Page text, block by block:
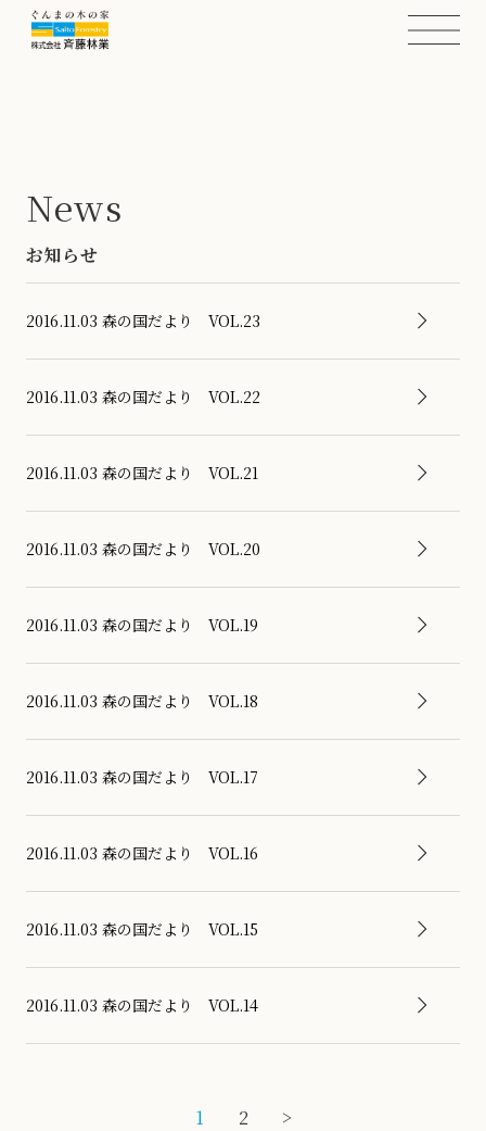
News
お知らせ
2016.11.03 森の国だより VOL.23
2016.11.03 森の国だより VOL.22
2016.11.03 森の国だより VOL.21
2016.11.03 森の国だより VOL.20
2016.11.03 森の国だより VOL.19
2016.11.03 森の国だより VOL.18
2016.11.03 森の国だより VOL.17
2016.11.03 森の国だより VOL.16
2016.11.03 森の国だより VOL.15
2016.11.03 森の国だより VOL.14
1 2 >